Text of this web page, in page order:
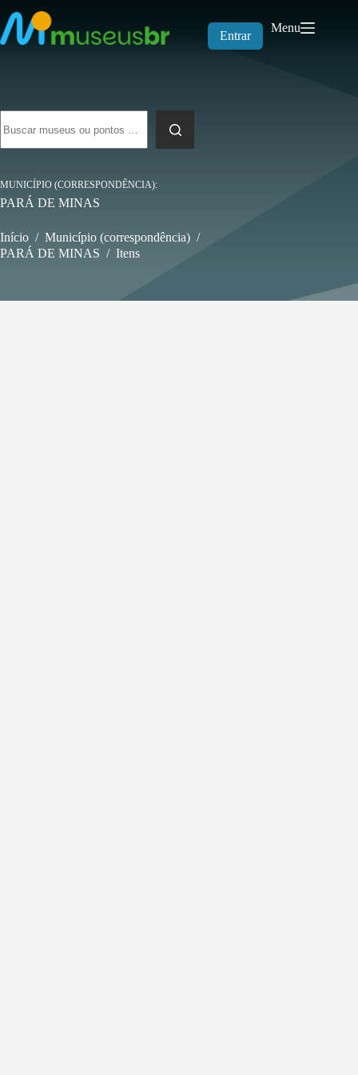
para
o
conteúdo
Entrar
Menu
resultados
MUNICÍPIO (CORRESPONDÊNCIA)
PARÁ DE MINAS
Início / Município (correspondência) /
PARÁ DE MINAS / Itens